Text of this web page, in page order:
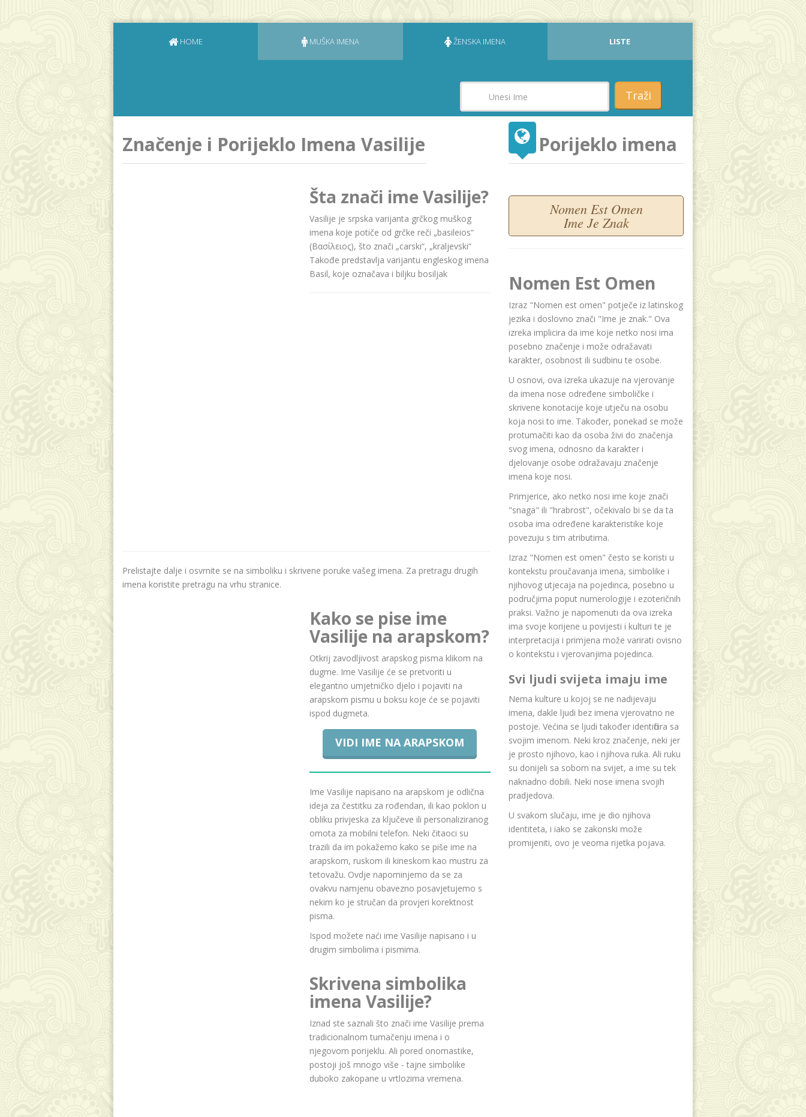
HOME MUŠKA IMENA ŽENSKA IMENA LISTE
Traži
Značenje i Porijeklo Imena Vasilije
Šta znači ime Vasilije?
Vasilije je srpska varijanta grčkog muškog
imena koje potiče od grčke reči „basileios“
(Βασίλειος), što znači „carski“, „kraljevski“
Takođe predstavlja varijantu engleskog imena
Basil, koje označava i biljku bosiljak
Prelistajte dalje i osvrnite se na simboliku i skrivene poruke vašeg imena. Za pretragu drugih
imena koristite pretragu na vrhu stranice.
Kako se pise ime
Vasilije na arapskom?
Otkrij zavodljivost arapskog pisma klikom na
dugme. Ime Vasilije će se pretvoriti u
elegantno umjetničko djelo i pojaviti na
arapskom pismu u boksu koje će se pojaviti
ispod dugmeta.
VIDI IME NA ARAPSKOM
Ime Vasilije napisano na arapskom je odlična
ideja za čestitku za rođendan, ili kao poklon u
obliku privjeska za ključeve ili personaliziranog
omota za mobilni telefon. Neki čitaoci su
trazili da im pokažemo kako se piše ime na
arapskom, ruskom ili kineskom kao mustru za
tetovažu. Ovdje napominjemo da se za
ovakvu namjenu obavezno posavjetujemo s
nekim ko je stručan da provjeri korektnost
pisma.
Ispod možete naći ime Vasilije napisano i u
drugim simbolima i pismima.
Skrivena simbolika
imena Vasilije?
Iznad ste saznali što znači ime Vasilije prema
tradicionalnom tumačenju imena i o
njegovom porijeklu. Ali pored onomastike,
postoji još mnogo više - tajne simbolike
duboko zakopane u vrtlozima vremena.
Porijeklo imena
Nomen Est Omen
Ime Je Znak
Nomen Est Omen
Izraz "Nomen est omen" potječe iz latinskog
jezika i doslovno znači "Ime je znak." Ova
izreka implicira da ime koje netko nosi ima
posebno značenje i može odražavati
karakter, osobnost ili sudbinu te osobe.
U osnovi, ova izreka ukazuje na vjerovanje
da imena nose određene simboličke i
skrivene konotacije koje utječu na osobu
koja nosi to ime. Također, ponekad se može
protumačiti kao da osoba živi do značenja
svog imena, odnosno da karakter i
djelovanje osobe odražavaju značenje
imena koje nosi.
Primjerice, ako netko nosi ime koje znači
"snaga" ili "hrabrost", očekivalo bi se da ta
osoba ima određene karakteristike koje
povezuju s tim atributima.
Izraz "Nomen est omen" često se koristi u
kontekstu proučavanja imena, simbolike i
njihovog utjecaja na pojedinca, posebno u
područjima poput numerologije i ezoteričnih
praksi. Važno je napomenuti da ova izreka
ima svoje korijene u povijesti i kulturi te je
interpretacija i primjena može varirati ovisno
o kontekstu i vjerovanjima pojedinca.
Svi ljudi svijeta imaju ime
Nema kulture u kojoj se ne nadijevaju
imena, dakle ljudi bez imena vjerovatno ne
postoje. Većina se ljudi također identificira sa
svojim imenom. Neki kroz značenje, neki jer
je prosto njihovo, kao i njihova ruka. Ali ruku
su donijeli sa sobom na svijet, a ime su tek
naknadno dobili. Neki nose imena svojih
pradjedova.
U svakom slučaju, ime je dio njihova
identiteta, i iako se zakonski može
promijeniti, ovo je veoma rijetka pojava.